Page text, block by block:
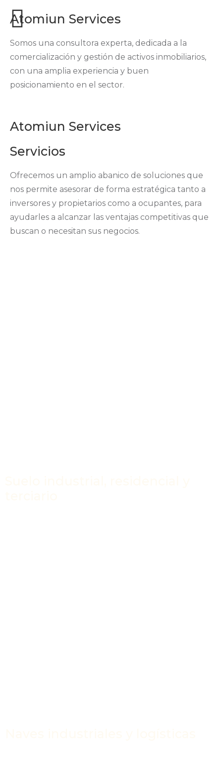
Atomiun Services
Somos una consultora experta, dedicada a la
comercialización y gestión de activos inmobiliarios,
con una amplia experiencia y buen
posicionamiento en el sector.
Atomiun Services
Servicios
Ofrecemos un amplio abanico de soluciones que
nos permite asesorar de forma estratégica tanto a
inversores y propietarios como a ocupantes, para
ayudarles a alcanzar las ventajas competitivas que
buscan o necesitan sus negocios.